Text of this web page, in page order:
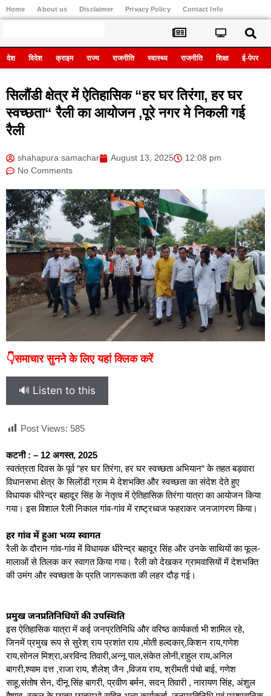
Home About us Disclaimer Privacy Policy Contact Info
देश विदेश क्राइम राज्य राजनीति स्वास्थ्य राजनीति शिक्षा ई-पेपर
सिलौंडी क्षेत्र में ऐतिहासिक “हर घर तिरंगा, हर घर
स्वच्छता“ रैली का आयोजन ,पूरे नगर मे निकली गई
रैली
shahapura samachar August 13, 2025
12:08 pm
No Comments
👇समाचार सुनने के लिए यहां क्लिक करें
🔊 Listen to this
Post Views: 585
कटनी : – 12 अगस्त, 2025
स्वतंत्रता दिवस के पूर्व “हर घर तिरंगा, हर घर स्वच्छता अभियान“ के तहत बड़वारा
विधानसभा क्षेत्र के सिलोंडी ग्राम मे देशभक्ति और स्वच्छता का संदेश देते हुए
विधायक धीरेन्द्र बहादूर सिंह के नेतृत्व में ऐतिहासिक तिरंगा यात्रा का आयोजन किया
गया। इस विशाल रैली निकाल गांव-गांव में राष्ट्रध्वज फहराकर जनजागरण किया।
हर गांव में हुआ भव्य स्वागत
रैली के दौरान गांव-गांव में विधायक धीरेन्द्र बहादूर सिंह और उनके साथियों का फूल-
मालाओं से तिलक कर स्वागत किया गया। रैली को देखकर ग्रामवासियों में देशभक्ति
की उमंग और स्वच्छता के प्रति जागरूकता की लहर दौड़ गई।
प्रमुख जनप्रतिनिधियों की उपस्थिति
इस ऐतिहासिक यात्रा में कई जनप्रतिनिधि और वरिष्ठ कार्यकर्ता भी शामिल रहे,
जिनमें प्रमुख रूप से सुरेश् राय प्रशांत राय ,मोती हल्दकार्,किशन राय,गणेश
राय,सोनल मिश्रा,अरविन्द तिवारी,अन्नू पाल,संकेत लोनी,राहुल राय,अनिल
बागरी,श्याम दत्त ,राजा राय, शैलेश् जैन ,विजय राय, श्रीमती पंचो बाई, गणेश
साहू,संतोष सेन, दीनू सिंह बागरी, प्रवीण बर्मन, सदन् तिवारी , नारायण सिंह, अंशुल